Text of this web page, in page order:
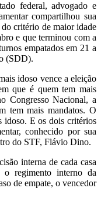
federal, advogado e
compartilhou sua
critério de maior idade
e que terminou com a
empatados em 21 a
(SDD).
idoso vence a eleição
que é quem tem mais
Congresso Nacional, a
tem mais mandatos. O
idoso. E os dois critérios
conhecido por sua
do STF, Flávio Dino.
interna de cada casa
o regimento interno da
de empate, o vencedor